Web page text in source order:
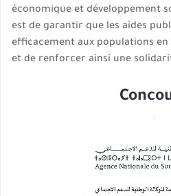
économique et développement
est de garantir que les aides
efficacement aux populations
et de renforcer ainsi une